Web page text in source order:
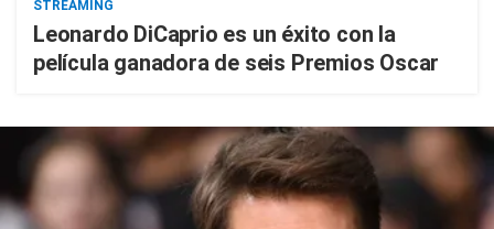
STREAMING
Leonardo DiCaprio es un éxito con la
película ganadora de seis Premios Oscar